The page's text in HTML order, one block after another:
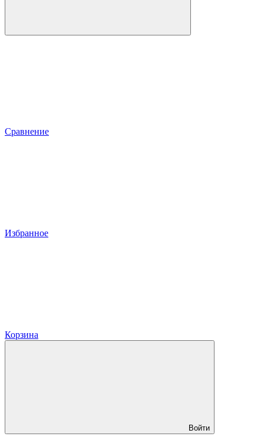
Сравнение
Избранное
Корзина
Войти